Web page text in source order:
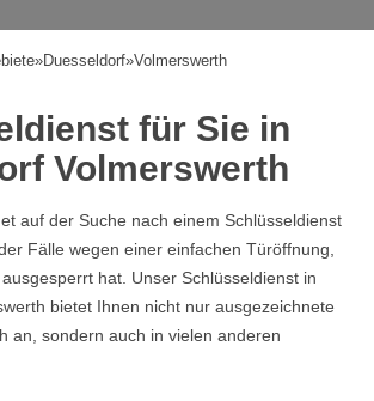
»Duesseldorf»Volmerswerth
für Sie in
Volmerswerth
auf der Suche nach einem Schlüsseldienst
Fälle wegen einer einfachen Türöffnung,
hat. Unser Schlüsseldienst in
bietet Ihnen nicht nur ausgezeichnete
an, sondern auch in vielen anderen